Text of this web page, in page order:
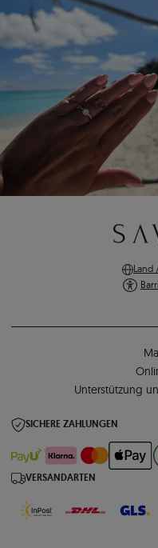
Land
Unterstützung
SICHERE ZAHLUNGEN
VERSANDARTEN